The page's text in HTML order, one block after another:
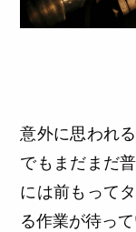
意外に思われ
でもまだまだ
には前もって
る作業が待って